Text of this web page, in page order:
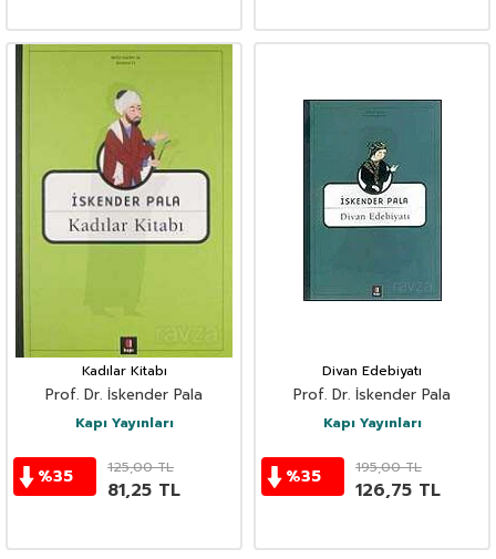
Kadılar Kitabı
Prof. Dr. İskender Pala
Kapı Yayınları
%35 125,00TL
81,25 TL
Divan Edebiyatı
Prof. Dr. İskender Pala
Kapı Yayınları
%35 195,00TL
126,75 TL